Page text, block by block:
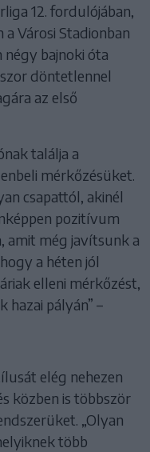
12. fordulójában,
Városi Stadionban
bajnoki óta
döntetlennel
az első
találja a
mérkőzésüket.
csapattól, akinél
pozitívum
amit még javítsunk a
a héten jól
elleni mérkőzést,
hazai pályán” –
elég nehezen
közben is többször
„Olyan
több